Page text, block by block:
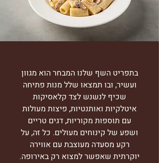
בתפריט השף שלנו המבחר הוא מגוון
ועשיר, ובו תמצאו שלל מנות פתיחה
שכיף לנשנש לצד קלאסיקות
איטלקיות ואותנטיות, פיצות מעולות
עם תוספות מקוריות, דגים טריים
ושפע של קינוחים מעולים. כל זה, על
רקע מסעדה מעוצבת עם אווירה
יוקרתית שאפשר למצוא רק באירופה.